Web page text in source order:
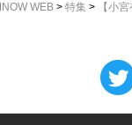
WEB > 特集 > 【小